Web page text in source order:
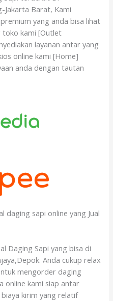
Jakarta Barat, Kami
yang anda bisa lihat
kami [Outlet
layanan antar yang
online kami [Home]
anda dengan tautan
daging sapi online yang Jual
Daging Sapi yang bisa di
Anda cukup relax
mengorder daging
online kami siap antar
kirim yang relatif